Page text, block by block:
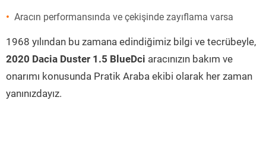
Aracın performansında ve çekişinde zayıflama varsa
1968 yılından bu zamana edindiğimiz bilgi ve tecrübeyle,
2020 Dacia Duster 1.5 BlueDci aracınızın bakım ve
onarımı konusunda Pratik Araba ekibi olarak her zaman
yanınızdayız.